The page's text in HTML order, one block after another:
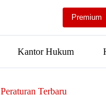
Premium
Kantor Hukum
Peraturan Terbaru